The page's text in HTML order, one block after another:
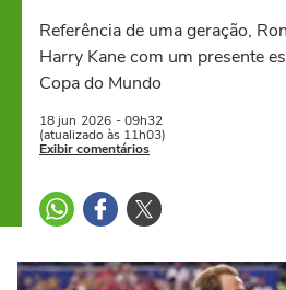
Referência de uma geração,
Harry Kane com um presente
Copa do Mundo
18 jun 2026 - 09h32
(atualizado às 11h03)
Exibir comentários